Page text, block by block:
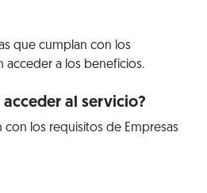
que cumplan con los
acceder a los beneficios.
al servicio?
con los requisitos de Empresas